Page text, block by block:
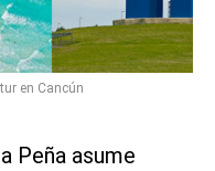
en Cancún
Peña asume